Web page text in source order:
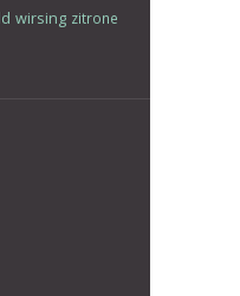
wirsing zitrone